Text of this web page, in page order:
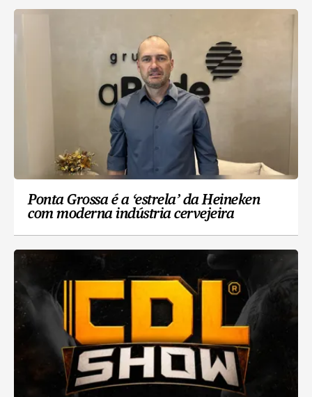
Ponta Grossa é a ‘estrela’ da Heineken
com moderna indústria cervejeira